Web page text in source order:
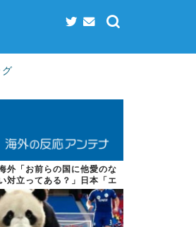
外「お前らの国に他愛のな
対立ってある？」日本「エ
スカレーター...